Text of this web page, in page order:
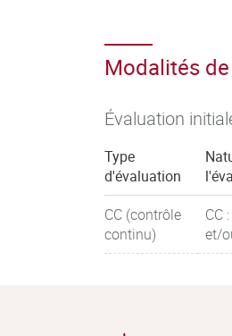
Modalités
Évaluation
Type
d'évaluation
CC (contrôle
continu)
CC
et/